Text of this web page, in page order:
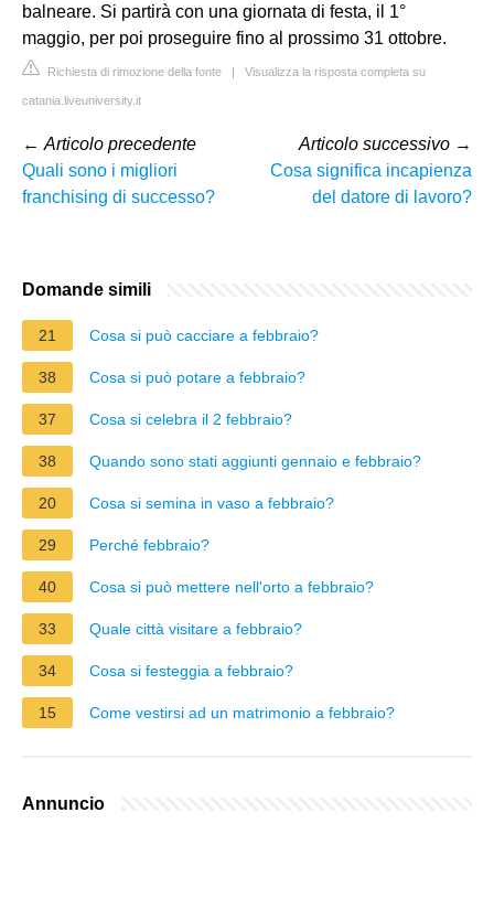
balneare. Si partirà con una giornata di festa, il 1°
maggio, per poi proseguire fino al prossimo 31 ottobre.
Richiesta di rimozione della fonte | Visualizza la risposta completa su
catania.liveuniversity.it
← Articolo precedente
Quali sono i migliori
franchising di successo?
Articolo successivo →
Cosa significa incapienza
del datore di lavoro?
Domande simili
21 Cosa si può cacciare a febbraio?
38 Cosa si può potare a febbraio?
37 Cosa si celebra il 2 febbraio?
38 Quando sono stati aggiunti gennaio e febbraio?
20 Cosa si semina in vaso a febbraio?
29 Perché febbraio?
40 Cosa si può mettere nell'orto a febbraio?
33 Quale città visitare a febbraio?
34 Cosa si festeggia a febbraio?
15 Come vestirsi ad un matrimonio a febbraio?
Annuncio